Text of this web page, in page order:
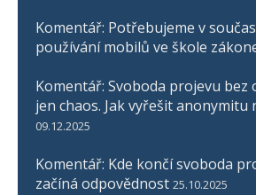
Komentář: Potřebujeme v
používání mobilů ve škole
Komentář: Svoboda projevu bez
jen chaos. Jak vyřešit anonymitu
09.12.2025
Komentář: Kde končí svoboda
začíná odpovědnost 25.10.2025